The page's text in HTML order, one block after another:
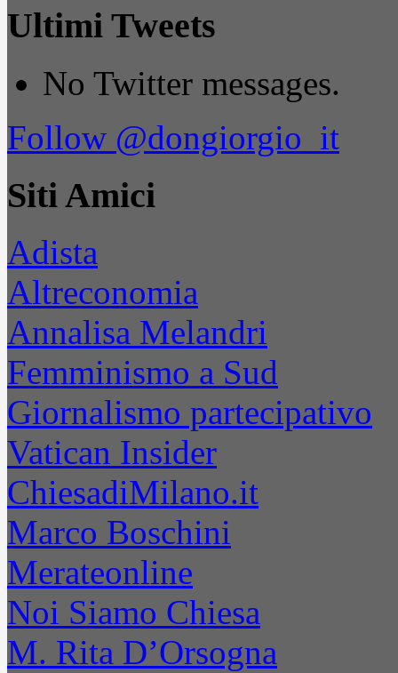
Ultimi Tweets
No Twitter messages.
Follow @dongiorgio_it
Siti Amici
Adista
Altreconomia
Annalisa Melandri
Femminismo a Sud
Giornalismo partecipativo
Vatican Insider
ChiesadiMilano.it
Marco Boschini
Merateonline
Noi Siamo Chiesa
M. Rita D’Orsogna